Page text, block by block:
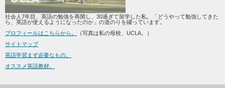
社会人7年目、英語の勉強を再開し、30過ぎて留学した私。「どうやって勉強してきた
ら、英語が使えるようになったのか」の道のりを綴っています。
プロフィールはこちらから。
（写真は私の母校、UCLA。）
サイトマップ
英語学習まず必要なもの。
オススメ英語教材。